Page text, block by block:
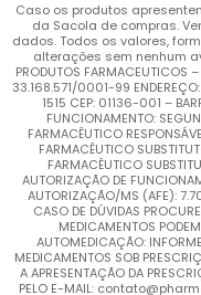
Caso os produtos
da Sacola de compras.
dados. Todos os valores,
alterações sem nenhum
PRODUTOS FARMACEUTICOS
33.168.571/0001-99 ENDEREÇO:
1515 CEP: 01136-001 –
FUNCIONAMENTO:
FARMACÊUTICO
FARMACÊUTICO
FARMACÊUTICO
AUTORIZAÇÃO DE
AUTORIZAÇÃO/MS (AFE):
CASO DE DÚVIDAS
MEDICAMENTOS
AUTOMEDICAÇÃO:
MEDICAMENTOS SOB
A APRESENTAÇÃO DA
PELO E-MAIL: